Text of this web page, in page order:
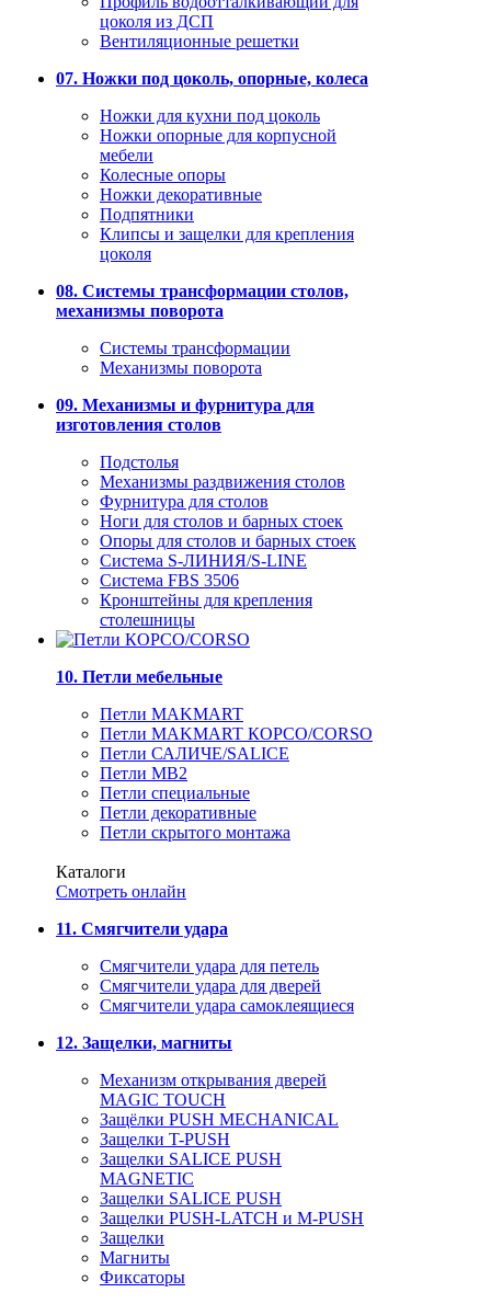
цоколя из ДСП
Вентиляционные решетки
07. Ножки под цоколь, опорные, колеса
Ножки для кухни под цоколь
Ножки опорные для корпусной
мебели
Колесные опоры
Ножки декоративные
Подпятники
Клипсы и защелки для крепления
цоколя
08. Системы трансформации столов,
механизмы поворота
Системы трансформации
Механизмы поворота
09. Механизмы и фурнитура для
изготовления столов
Подстолья
Механизмы раздвижения столов
Фурнитура для столов
Ноги для столов и барных стоек
Опоры для столов и барных стоек
Система S-ЛИНИЯ/S-LINE
Система FBS 3506
Кронштейны для крепления
столешницы
10. Петли мебельные
Петли MAKMART
Петли MAKMART КОРСО/CORSO
Петли САЛИЧЕ/SALICE
Петли MB2
Петли специальные
Петли декоративные
Петли скрытого монтажа
Каталоги
Смотреть онлайн
11. Смягчители удара
Смягчители удара для петель
Смягчители удара для дверей
Cмягчители удара самоклеящиеся
12. Защелки, магниты
Механизм открывания дверей
MAGIC TOUCH
Защёлки PUSH MECHANICAL
Защелки T-PUSH
Защелки SALICE PUSH
MAGNETIC
Защелки SALICE PUSH
Защелки PUSH-LATCH и M-PUSH
Защелки
Магниты
Фиксаторы